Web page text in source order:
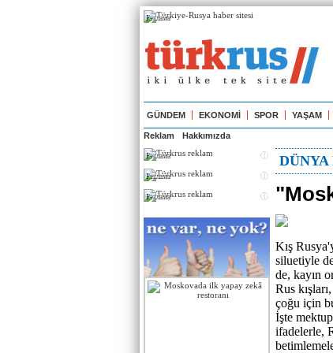
Реклама
GÜNDEM EKONOMİ SPOR YAŞAM
Reklam Hakkımızda
Реклама
Реклама
Реклама
Kış
siluetiyle
de, kayın
Rus
çoğu için
İşte
ifadelerle,